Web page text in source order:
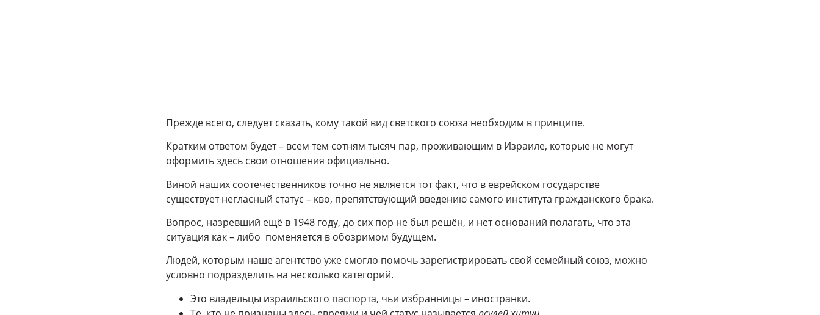
Прежде всего, следует сказать, кому такой вид светского союза необходим в принципе.
Кратким ответом будет – всем тем сотням тысяч пар, проживающим в Израиле, которые не могут
оформить здесь свои отношения официально.
Виной наших соотечественников точно не является тот факт, что в еврейском государстве
существует негласный статус – кво, препятствующий введению самого института гражданского брака.
Вопрос, назревший ещё в 1948 году, до сих пор не был решён, и нет оснований полагать, что эта
ситуация как – либо поменяется в обозримом будущем.
Людей, которым наше агентство уже смогло помочь зарегистрировать свой семейный союз, можно
условно подразделить на несколько категорий.
Это владельцы израильского паспорта, чьи избранницы – иностранки.